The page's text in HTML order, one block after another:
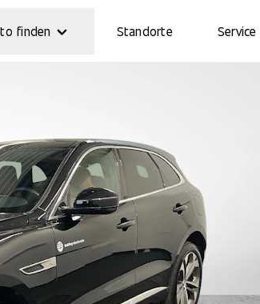
finden Standorte Service